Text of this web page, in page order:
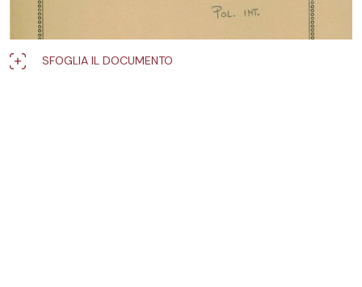
SFOGLIA IL DOCUMENTO